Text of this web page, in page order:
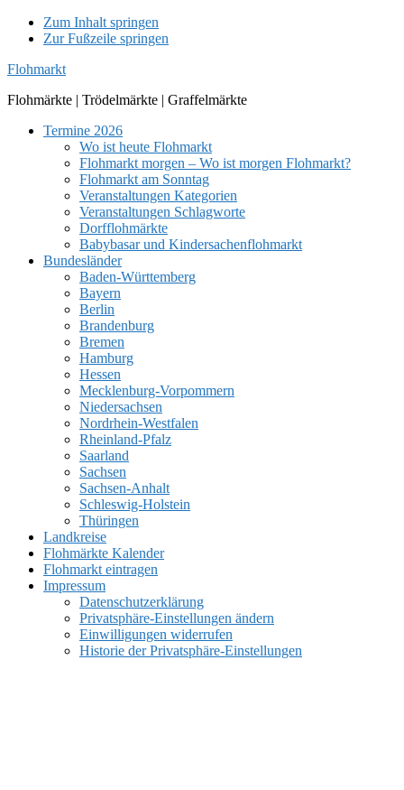
Zum Inhalt springen
Zur Fußzeile springen
Flohmarkt
Flohmärkte | Trödelmärkte | Graffelmärkte
Termine 2026
Wo ist heute Flohmarkt
Flohmarkt morgen – Wo ist morgen Flohmarkt?
Flohmarkt am Sonntag
Veranstaltungen Kategorien
Veranstaltungen Schlagworte
Dorfflohmärkte
Babybasar und Kindersachenflohmarkt
Bundesländer
Baden-Württemberg
Bayern
Berlin
Brandenburg
Bremen
Hamburg
Hessen
Mecklenburg-Vorpommern
Niedersachsen
Nordrhein-Westfalen
Rheinland-Pfalz
Saarland
Sachsen
Sachsen-Anhalt
Schleswig-Holstein
Thüringen
Landkreise
Flohmärkte Kalender
Flohmarkt eintragen
Impressum
Datenschutzerklärung
Privatsphäre-Einstellungen ändern
Einwilligungen widerrufen
Historie der Privatsphäre-Einstellungen